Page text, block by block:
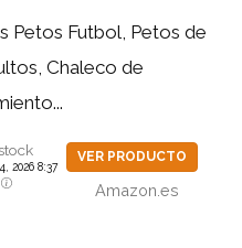
Petos Futbol, Petos de
Chaleco de
2026 8:37
VER PRODUCTO
Amazon.es